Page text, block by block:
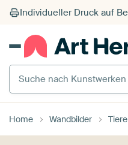
Suche nach Kunstwerken
Home Wandbilder Tiere